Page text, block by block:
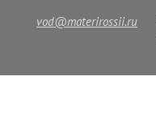
vod@materirossii.ru